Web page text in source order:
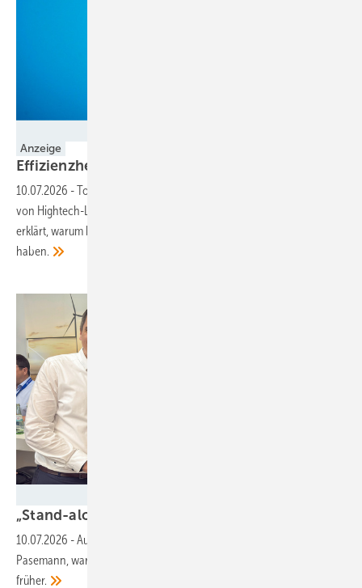
Anzeige
Effizienzhebel im
10.07.2026 -Torsten Plöger, Key Account Manager beim Hersteller
von Hightech-Lacksystemen Mankiewicz Coatings in Hamburg,
erklärt, warum hochwertige Lacke eine besondere Bedeutung
haben.
„Stand-alone-PV ist kaum noch
10.07.2026 -Auf der Smarter E Europe erzählt Hybridexperte André
Pasemann, warum Standorte heute besser genutzt werden als
früher.